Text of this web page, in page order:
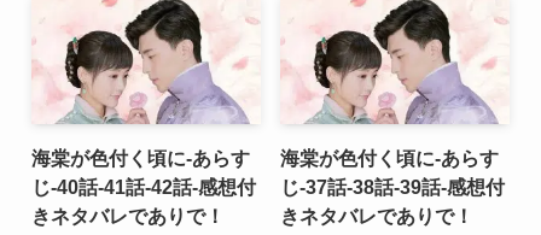
海棠が色付く頃に-あらす
じ-40話-41話-42話-感想付
きネタバレでありで！
海棠が色付く頃に-あらす
じ-37話-38話-39話-感想付
きネタバレでありで！